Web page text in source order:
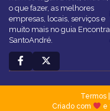
o que fazer, as melhores
empresas, locais, serviços e
muito mais no guia Encontra
SantoAndré.
Termos|
Criado com
e